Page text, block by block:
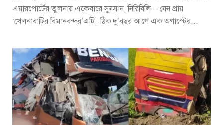
এয়ারপোর্টের তুলনায় একেবারে সুনসান, নিরিবিলি – যেন প্রায়
‘খেলনাবাটির বিমানবন্দর’এটি। ঠিক দু’বছর আগে এক অগাস্টের...